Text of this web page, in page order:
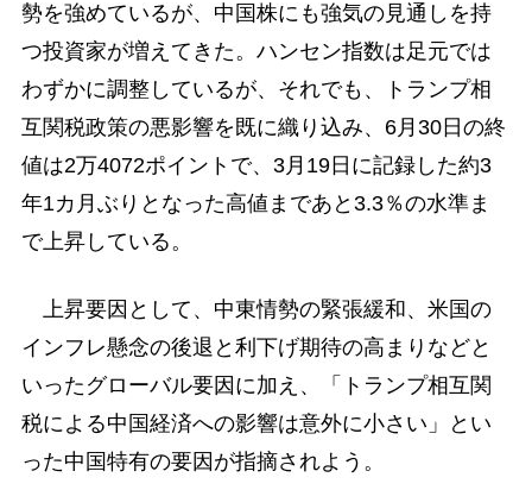
勢を強めているが、中国株にも強気の見通しを持
つ投資家が増えてきた。ハンセン指数は足元では
わずかに調整しているが、それでも、トランプ相
互関税政策の悪影響を既に織り込み、6月30日の終
値は2万4072ポイントで、3月19日に記録した約3
年1カ月ぶりとなった高値まであと3.3％の水準ま
で上昇している。
上昇要因として、中東情勢の緊張緩和、米国の
インフレ懸念の後退と利下げ期待の高まりなどと
いったグローバル要因に加え、「トランプ相互関
税による中国経済への影響は意外に小さい」とい
った中国特有の要因が指摘されよう。